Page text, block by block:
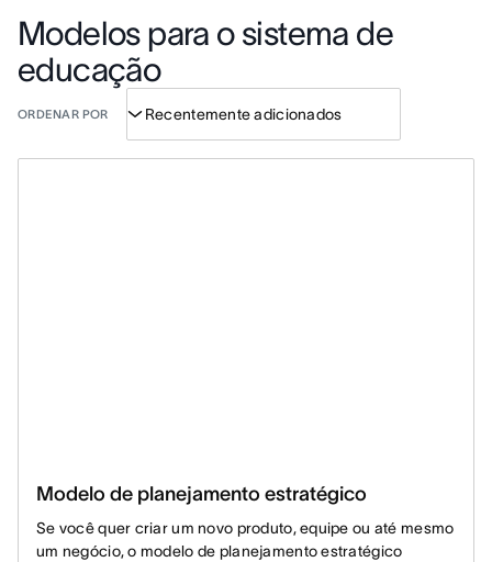
Modelos para o sistema de
educação
ORDENAR POR
Modelo de planejamento estratégico
Se você quer criar um novo produto, equipe ou até mesmo
um negócio, o modelo de planejamento estratégico